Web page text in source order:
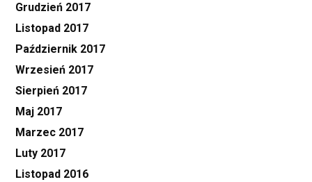
Grudzień 2017
Listopad 2017
Październik 2017
Wrzesień 2017
Sierpień 2017
Maj 2017
Marzec 2017
Luty 2017
Listopad 2016